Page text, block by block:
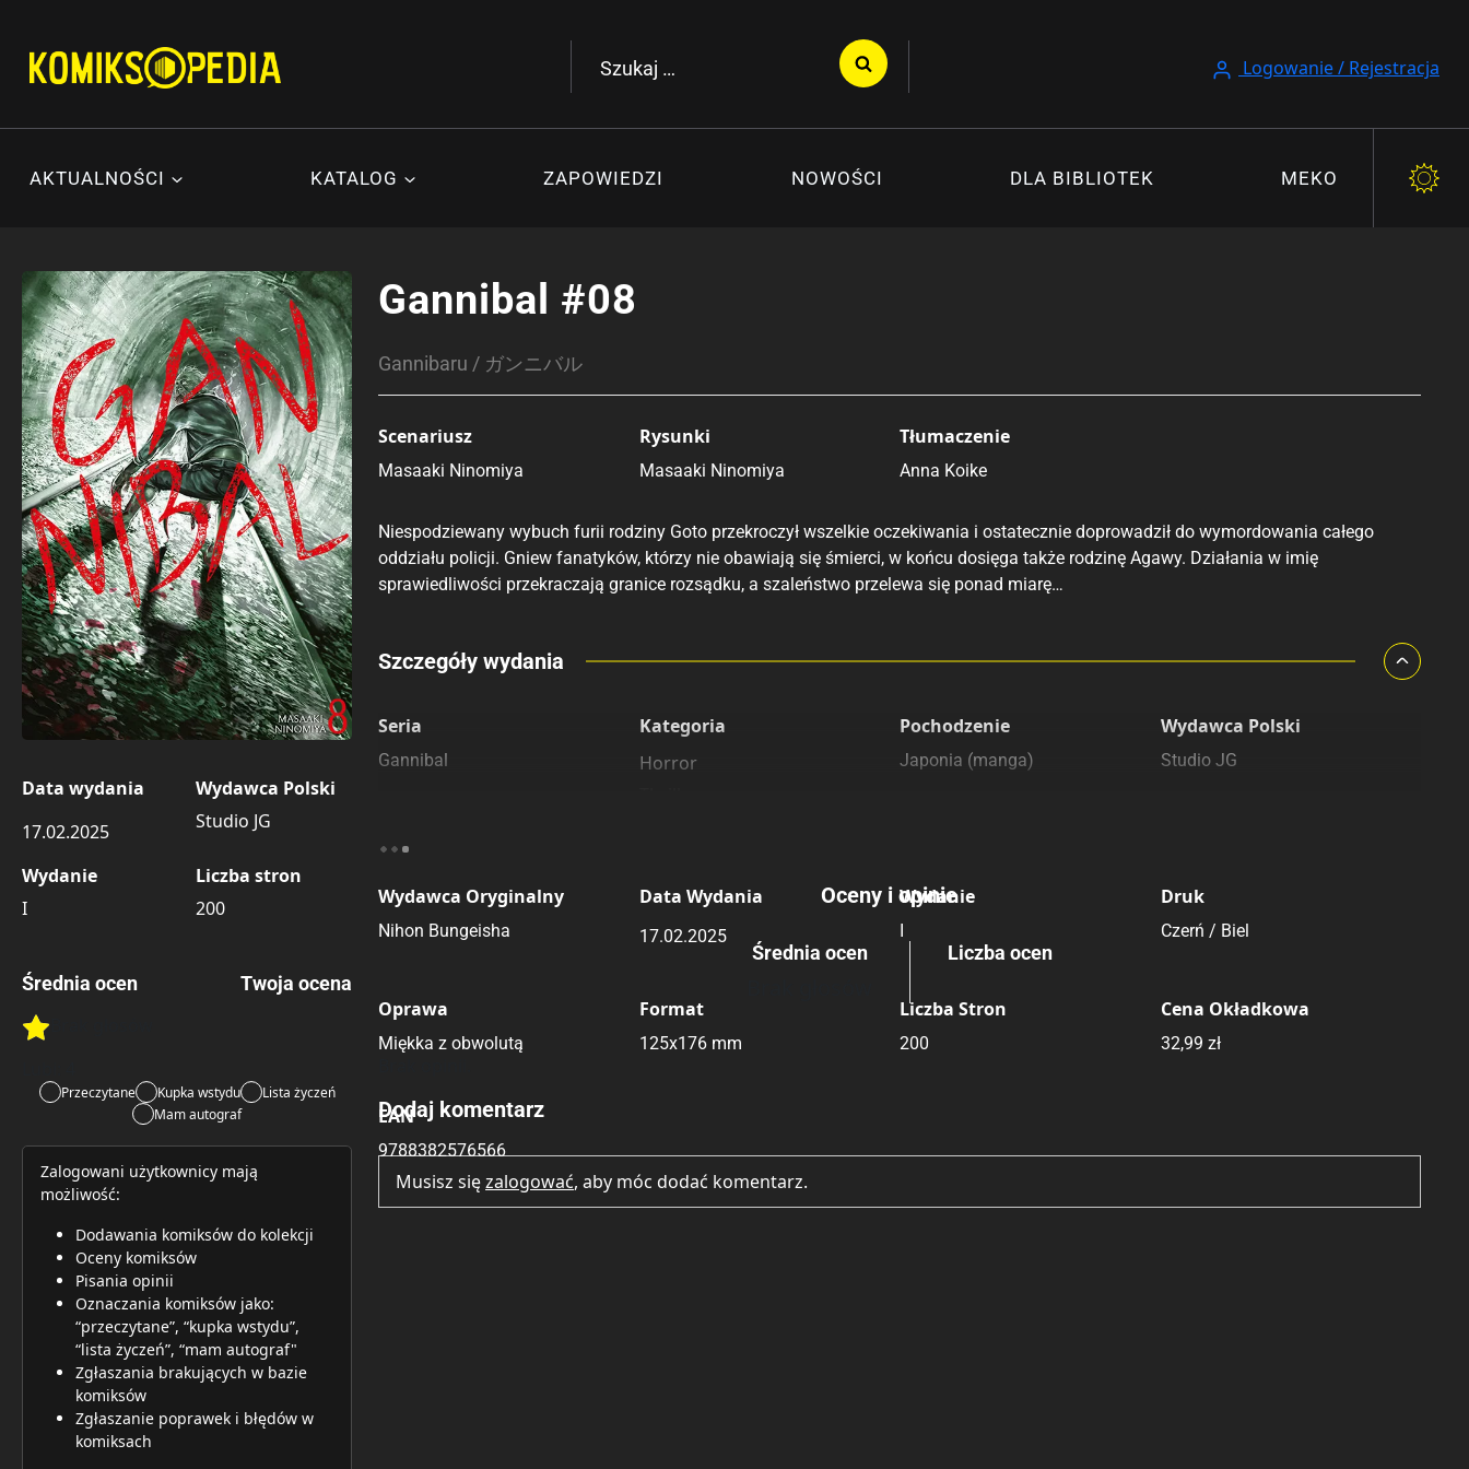
treści
Szukaj: Logowanie / Rejestracja
AKTUALNOŚCI KATALOG ZAPOWIEDZI NOWOŚCI DLA BIBLIOTEK MEKO
Data wydania
17.02.2025
Wydawca Polski
Studio JG
Wydanie
I
Liczba stron
200
Średnia ocen
Rate this item: Submit Rating
Twoja ocena
Submit Rating
Przeczytane Kupka wstydu
Lista życzeń
Mam autograf
Zalogowani użytkownicy mają
możliwość:
Dodawania komiksów do kolekcji
Oceny komiksów
Pisania opinii
Oznaczania komiksów jako:
“przeczytane”, “kupka wstydu”,
“lista życzeń”, “mam autograf"
Zgłaszania brakujących w bazie
komiksów
Zgłaszanie poprawek i błędów w
komiksach
Gannibal #08
Gannibaru / ガンニバル
Scenariusz
Masaaki Ninomiya
Rysunki
Masaaki Ninomiya
Tłumaczenie
Anna Koike
Niespodziewany wybuch furii rodziny Goto przekroczył wszelkie oczekiwania i ostatecznie doprowadził do wymordowania całego
oddziału policji. Gniew fanatyków, którzy nie obawiają się śmierci, w końcu dosięga także rodzinę Agawy. Działania w imię
sprawiedliwości przekraczają granice rozsądku, a szaleństwo przelewa się ponad miarę…
Porównaj ceny
Szczegóły wydania
Seria
Gannibal
Kategoria
Horror
Pochodzenie
Japonia (manga)
Wydawca Polski
Studio JG
Wydawca Oryginalny
Nihon Bungeisha
Data Wydania
17.02.2025
Wydanie
I
Druk
Czerń / Biel
Oprawa
Miękka z obwolutą
Format
125x176 mm
Liczba Stron
200
Cena Okładkowa
32,99 zł
EAN
9788382576566
Oceny i opinie
Średnia ocen Liczba ocen
Dodaj komentarz
Musisz sięzalogować, aby móc dodać komentarz.